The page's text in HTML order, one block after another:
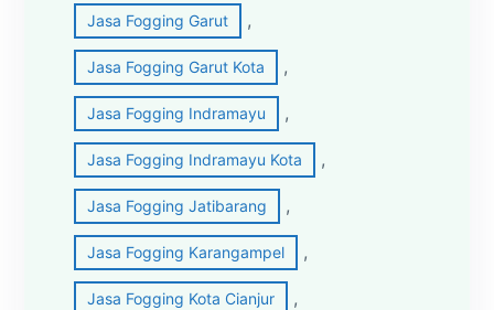
Jasa Fogging Garut ,
Jasa Fogging Garut Kota ,
Jasa Fogging Indramayu ,
Jasa Fogging Indramayu Kota ,
Jasa Fogging Jatibarang ,
Jasa Fogging Karangampel ,
Jasa Fogging Kota Cianjur ,